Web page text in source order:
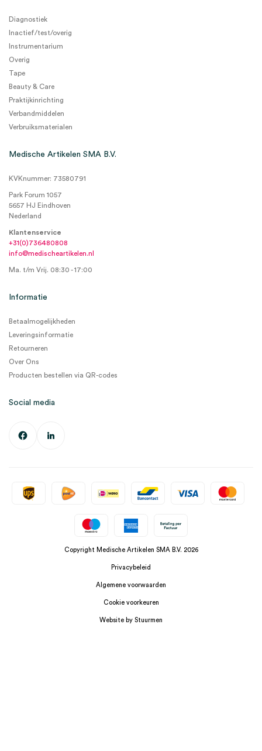
Diagnostiek
Inactief/test/overig
Instrumentarium
Overig
Tape
Beauty & Care
Praktijkinrichting
Verbandmiddelen
Verbruiksmaterialen
Medische Artikelen SMA B.V.
KVKnummer: 73580791
Park Forum 1057
5657 HJ Eindhoven
Nederland
Klantenservice
+31(0)736480808
info@medischeartikelen.nl
Ma. t/m Vrij. 08:30 - 17:00
Informatie
Betaalmogelijkheden
Leveringsinformatie
Retourneren
Over Ons
Producten bestellen via QR-codes
Social media
Copyright Medische Artikelen SMA B.V. 2026
Privacybeleid
Algemene voorwaarden
Cookie voorkeuren
Website by Stuurmen